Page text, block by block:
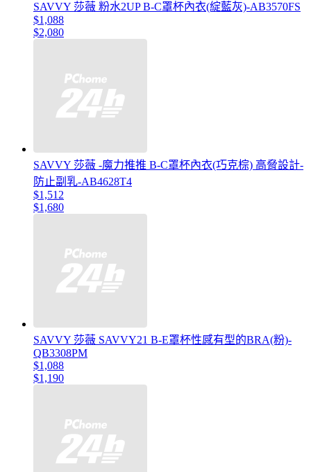
SAVVY 莎薇 粉水2UP B-C罩杯內衣(綻藍灰)-AB3570FS
$1,088
$2,080
SAVVY 莎薇 -魔力推推 B-C罩杯內衣(巧克棕) 高脅設計-
防止副乳-AB4628T4
$1,512
$1,680
SAVVY 莎薇 SAVVY21 B-E罩杯性感有型的BRA(粉)-
QB3308PM
$1,088
$1,190